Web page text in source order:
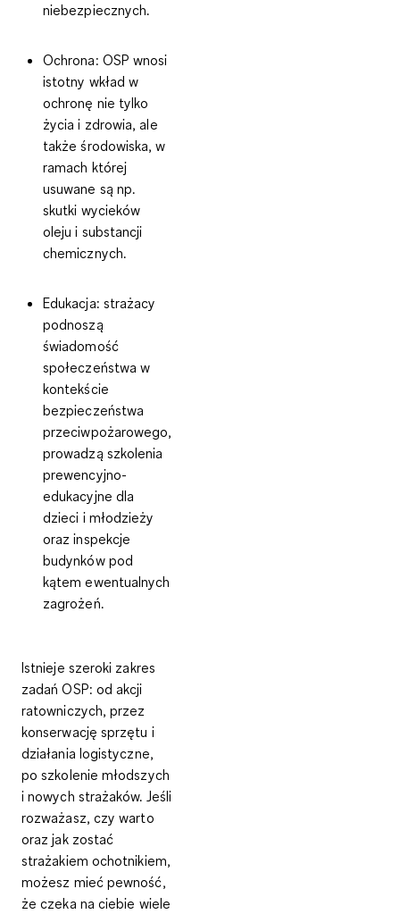
niebezpiecznych.
Ochrona: OSP wnosi
istotny wkład w
ochronę nie tylko
życia i zdrowia, ale
także środowiska, w
ramach której
usuwane są np.
skutki wycieków
oleju i substancji
chemicznych.
Edukacja: strażacy
podnoszą
świadomość
społeczeństwa w
kontekście
bezpieczeństwa
przeciwpożarowego,
prowadzą szkolenia
prewencyjno-
edukacyjne dla
dzieci i młodzieży
oraz inspekcje
budynków pod
kątem ewentualnych
zagrożeń.
Istnieje szeroki zakres
zadań OSP: od akcji
ratowniczych, przez
konserwację sprzętu i
działania logistyczne,
po szkolenie młodszych
i nowych strażaków. Jeśli
rozważasz, czy warto
oraz jak zostać
strażakiem ochotnikiem,
możesz mieć pewność,
że czeka na ciebie wiele